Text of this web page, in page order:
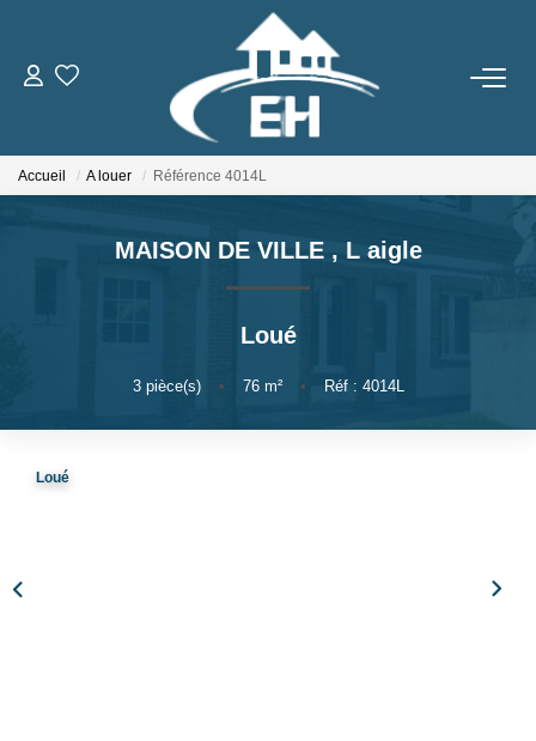
ACHETER
LOUER
Nos Biens
Gestion Locative
ESTIMER
Accueil A louer Référence 4014L
MAISON DE VILLE , L aigle
Loué
3pièce(s) • 76m² • Réf : 4014L
Loué